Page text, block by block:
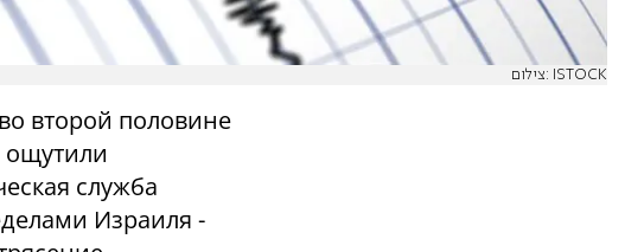
צילום: ISTOCK
второй половине
ощутили
служба
Израиля -